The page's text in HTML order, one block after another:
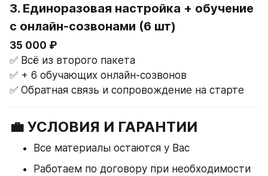
3. Единоразовая настройка + обучение
с онлайн-созвонами (6 шт)
35 000 ₽
✅ Всё из второго пакета
✅ + 6 обучающих онлайн-созвонов
✅ Обратная связь и сопровождение на старте
💼 УСЛОВИЯ И ГАРАНТИИ
Все материалы остаются у Вас
Работаем по договору при необходимости